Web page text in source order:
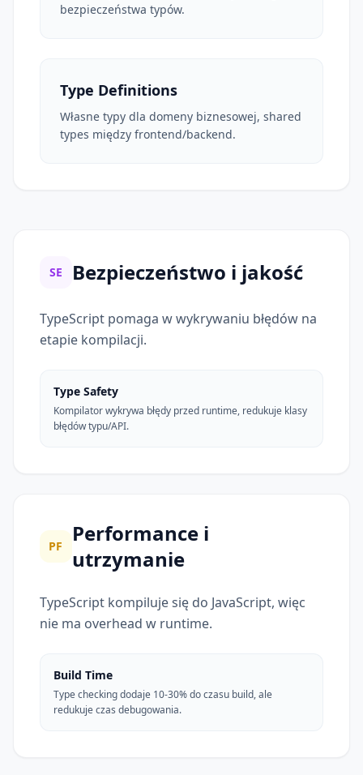
bezpieczeństwa typów.
Type Definitions
Własne typy dla domeny biznesowej, shared
types między frontend/backend.
SE Bezpieczeństwo i jakość
TypeScript pomaga w wykrywaniu błędów na
etapie kompilacji.
Type Safety
Kompilator wykrywa błędy przed runtime, redukuje klasy
błędów typu/API.
PF
Performance i
utrzymanie
TypeScript kompiluje się do JavaScript, więc
nie ma overhead w runtime.
Build Time
Type checking dodaje 10-30% do czasu build, ale
redukuje czas debugowania.